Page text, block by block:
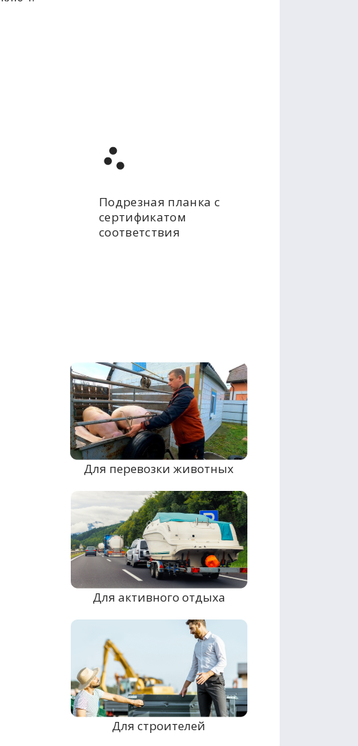
Подрезная планка с
сертификатом
соответствия
Для перевозки животных
Для активного отдыха
Для строителей